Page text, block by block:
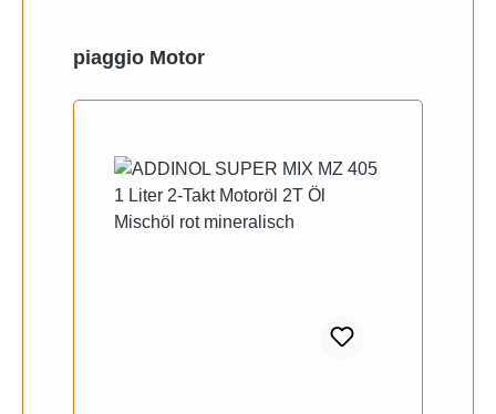
Produktgalerie überspringen
piaggio Motor